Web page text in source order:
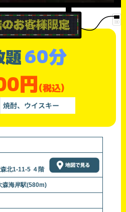
題60分
円(税込)
焼酎、ウイスキー
北1-11-5 ４階
森海岸駅(580m)